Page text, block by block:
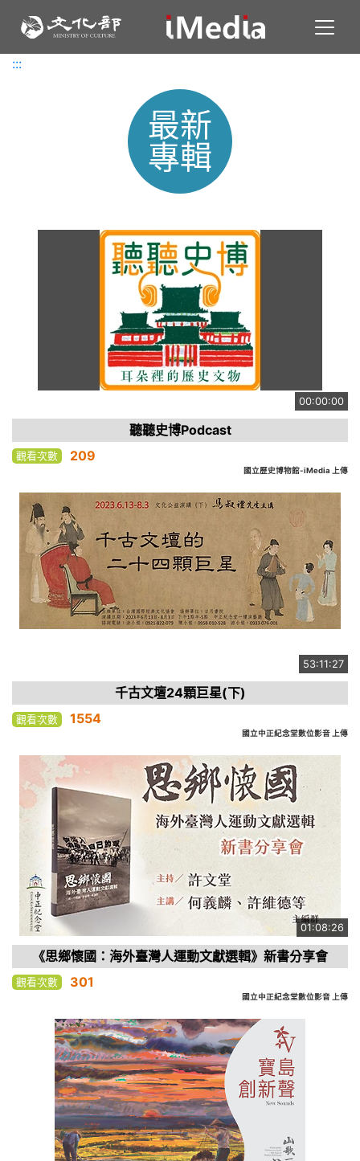
:::
:::
最新
專輯
00:00:00
聽聽史博Podcast
觀看次數 209
國立歷史博物館-iMedia 上傳
53:11:27
千古文壇24顆巨星(下)
觀看次數 1554
國立中正紀念堂數位影音 上傳
01:08:26
《思鄉懷國：海外臺灣人運動文獻選輯》新書分享會
觀看次數 301
國立中正紀念堂數位影音 上傳